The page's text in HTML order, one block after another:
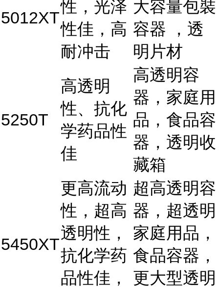
5012XT
性，光泽
性佳，高
耐冲击
大容量包裝
容器 ，透
明片材
5250T
高透明
性、抗化
学药品性
佳
高透明容
器，家庭用
品，食品容
器，透明收
藏箱
5450XT
更高流动
性，超高
透明性，
抗化学药
品性佳，
超高透明容
器，超透明
家庭用品，
食品容器，
更大型透明